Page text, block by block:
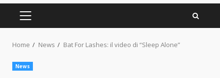
PRIMARY
Home News Bat For Lashes: il video di “Sleep Alone”
News